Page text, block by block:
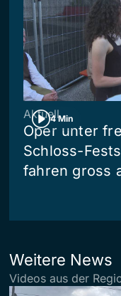
4 Min
Aktuell
Oper unter
Schloss-
fahren gross
Weitere News
Videos aus der